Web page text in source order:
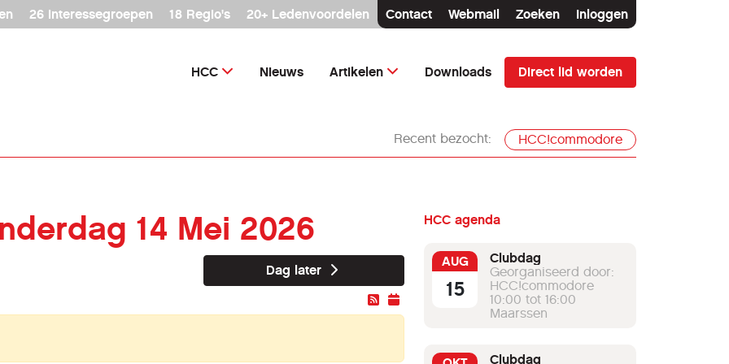
26 interessegroepen 18 Regio's 20+ Ledenvoordelen Contact Webmail Zoeken Inloggen
HCC Nieuws Artikelen Downloads Direct lid worden
Recent bezocht: HCC!commodore
14 Mei 2026
Dag later
HCC agenda
AUG
15
Clubdag
Georganiseerd door:
HCC!commodore
10:00 tot 16:00
Maarssen
Clubdag